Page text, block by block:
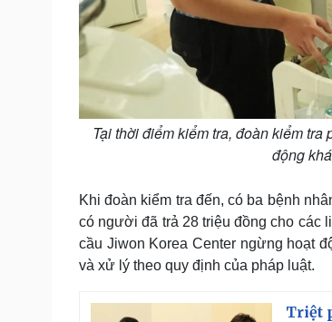
Tại thời điểm kiểm tra, đoàn kiểm
động
Khi đoàn kiểm tra đến, có ba bệnh
có người đã trả 28 triệu đồng cho các
cầu Jiwon Korea Center ngừng hoạt
và xử lý theo quy định của pháp luật.
Triệt